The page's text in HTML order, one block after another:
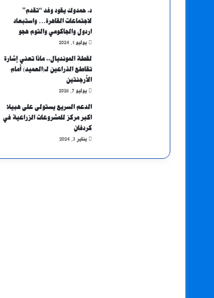
د. حمدوك يقود وفد “تقدم”
لاجتماعات القاهرة… واستبعاد
اردول والجاكومي والتوم هجو
يوليو 1, 2024
لقطة المونديال.. ماذا تعني إشارة
تقاطع الذراعين لـ(العميد) أمام
الأرجنتين
يوليو 7, 2026
الدعم السريع يستولى على هبيلا
اكبر مركز للمشروعات الزراعية في
كردفان
يناير 3, 2024